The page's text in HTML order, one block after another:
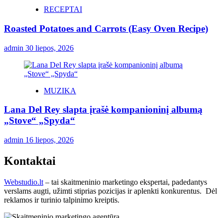
RECEPTAI
Roasted Potatoes and Carrots (Easy Oven Recipe)
admin 30 liepos, 2026
MUZIKA
Lana Del Rey slapta įrašė kompanioninį albumą
„Stove“ „Spyda“
admin 16 liepos, 2026
Kontaktai
Webstudio.lt – tai skaitmeninio marketingo ekspertai, padedantys
verslams augti, užimti stiprias pozicijas ir aplenkti konkurentus. Dėl
reklamos ir turinio talpinimo kreiptis.